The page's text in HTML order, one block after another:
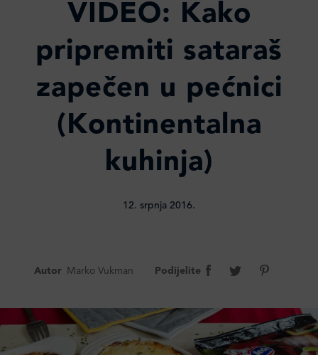
VIDEO: Kako
pripremiti sataraš
zapečen u pećnici
(Kontinentalna
kuhinja)
12. srpnja 2016.
Autor Marko Vukman Podijelite